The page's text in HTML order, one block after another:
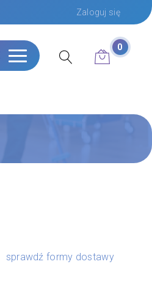
Zaloguj się
0
sprawdź formy dostawy